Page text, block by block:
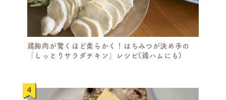
鶏胸肉が驚くほど柔らかく！はちみつが決め手の
「しっとりサラダチキン」レシピ(鶏ハムにも)